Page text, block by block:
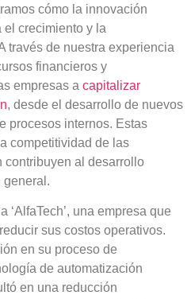
cómo la innovación
crecimiento y la
través de nuestra experiencia
financieros y
empresas a capitalizar
, desde el desarrollo de nuevos
procesos internos. Estas
competitividad de las
contribuyen al desarrollo
general.
‘AlfaTech’, una empresa que
reducir sus costos operativos.
en su proceso de
de automatización
en una reducción